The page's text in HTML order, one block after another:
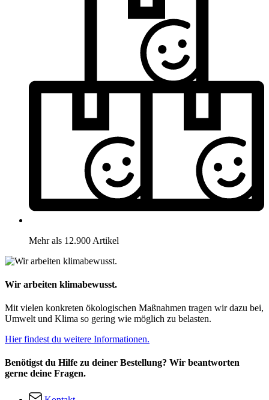
Mehr als 12.900 Artikel
Wir arbeiten klimabewusst.
Mit vielen konkreten ökologischen Maßnahmen tragen wir dazu bei,
Umwelt und Klima so gering wie möglich zu belasten.
Hier findest du weitere Informationen.
Benötigst du Hilfe zu deiner Bestellung? Wir beantworten
gerne deine Fragen.